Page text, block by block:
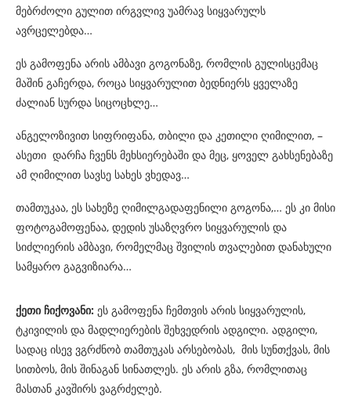
მებრძოლი გულით ირგვლივ უამრავ სიყვარულს
ავრცელებდა…
ეს გამოფენა არის ამბავი გოგონაზე, რომლის გულისცემაც
მაშინ გაჩერდა, როცა სიყვარულით ბედნიერს ყველაზე
ძალიან სურდა სიცოცხლე…
ანგელოზივით სიფრიფანა, თბილი და კეთილი ღიმილით, –
ასეთი დარჩა ჩვენს მეხსიერებაში და მეც, ყოველ გახსენებაზე
ამ ღიმილით სავსე სახეს ვხედავ…
თამთუკაა, ეს სახეზე ღიმილგადაფენილი გოგონა,… ეს კი მისი
ფოტოგამოფენაა, დედის უსაზღვრო სიყვარულის და
სიძლიერის ამბავი, რომელმაც შვილის თვალებით დანახული
სამყარო გაგვიზიარა…
ქეთი ჩიქოვანი: ეს გამოფენა ჩემთვის არის სიყვარულის,
ტკივილის და მადლიერების შეხვედრის ადგილი. ადგილი,
სადაც ისევ ვგრძნობ თამთუკას არსებობას, მის სუნთქვას, მის
სითბოს, მის შინაგან სინათლეს. ეს არის გზა, რომლითაც
მასთან კავშირს ვაგრძელებ.